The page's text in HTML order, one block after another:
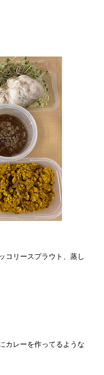
コリースプラウト、蒸し
カレーを作ってるような